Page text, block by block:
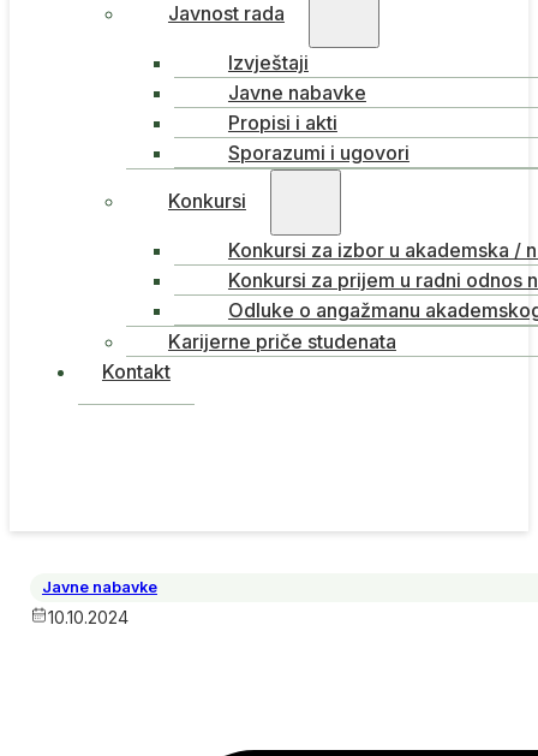
Javnost rada
Izvještaji
Javne nabavke
Propisi i akti
Sporazumi i ugovori
Konkursi
Konkursi za izbor u akademska /
Konkursi za prijem u radni odnos
Odluke o angažmanu
Karijerne priče studenata
Kontakt
Javne nabavke
10.10.2024